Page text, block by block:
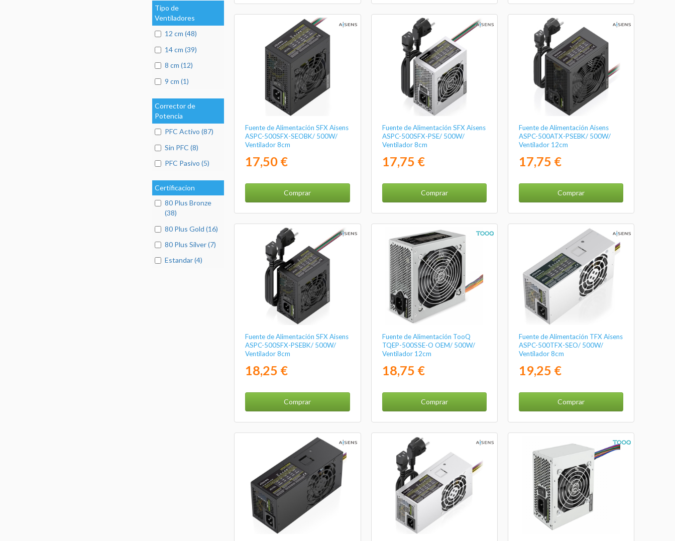
Tipo de
Ventiladores
12 cm (48)
14 cm (39)
8 cm (12)
9 cm (1)
Corrector de
Potencia
PFC Activo (87)
Sin PFC (8)
PFC Pasivo (5)
Certificacion
80 Plus Bronze
(38)
80 Plus Gold (16)
80 Plus Silver (7)
Estandar (4)
Fuente de Alimentación SFX Aisens
ASPC-500SFX-SEOBK/ 500W/
Ventilador 8cm
17,50 €
Comprar
Fuente de Alimentación SFX Aisens
ASPC-500SFX-PSE/ 500W/
Ventilador 8cm
17,75 €
Comprar
Fuente de Alimentación Aisens
ASPC-500ATX-PSEBK/ 500W/
Ventilador 12cm
17,75 €
Comprar
Fuente de Alimentación SFX Aisens
ASPC-500SFX-PSEBK/ 500W/
Ventilador 8cm
18,25 €
Comprar
Fuente de Alimentación TooQ
TQEP-500SSE-O OEM/ 500W/
Ventilador 12cm
18,75 €
Comprar
Fuente de Alimentación TFX Aisens
ASPC-500TFX-SEO/ 500W/
Ventilador 8cm
19,25 €
Comprar